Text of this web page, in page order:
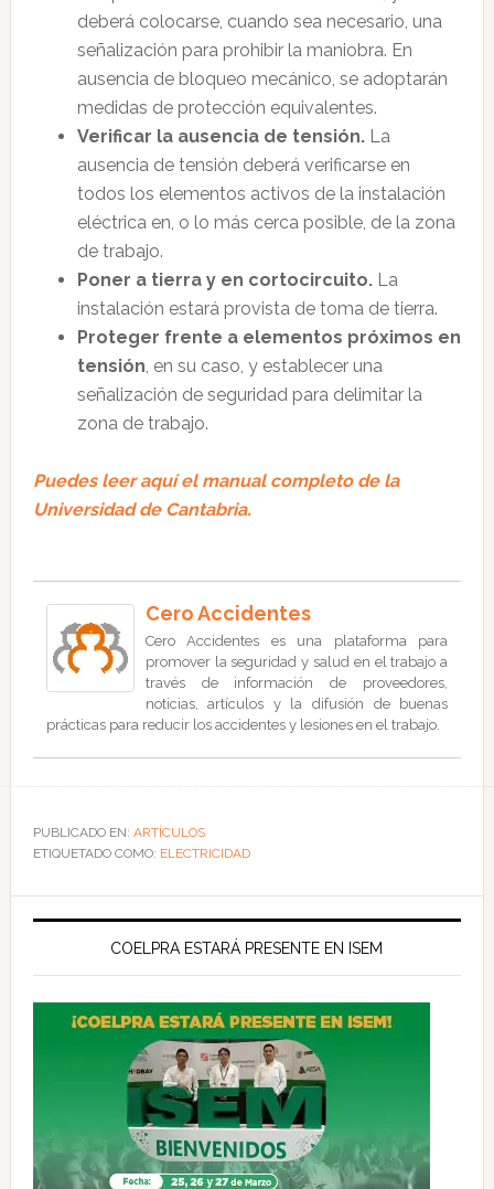
deberá colocarse, cuando sea necesario, una
señalización para prohibir la maniobra. En
ausencia de bloqueo mecánico, se adoptarán
medidas de protección equivalentes.
Verificar la ausencia de tensión.La
ausencia de tensión deberá verificarse en
todos los elementos activos de la instalación
eléctrica en, o lo más cerca posible, de la zona
de trabajo.
Poner a tierra y en cortocircuito.La
instalación estará provista de toma de tierra.
Proteger frente a elementos próximos en
tensión, en su caso, y establecer una
señalización de seguridad para delimitar la
zona de trabajo.
Puedes leer aquí el manual completo de la
Universidad de Cantabria.
Cero Accidentes
Cero Accidentes es una plataforma para
promover la seguridad y salud en el trabajo a
través de información de proveedores,
noticias, artículos y la difusión de buenas
prácticas para reducir los accidentes y lesiones en el trabajo.
PUBLICADO EN: ARTÍCULOS
ETIQUETADO COMO: ELECTRICIDAD
COELPRA ESTARÁ PRESENTE EN ISEM